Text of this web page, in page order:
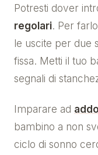
Potresti dover
regolari. Per
le uscite per due
fissa. Metti il tuo
segnali di
Imparare ad
bambino a non
ciclo di sonno